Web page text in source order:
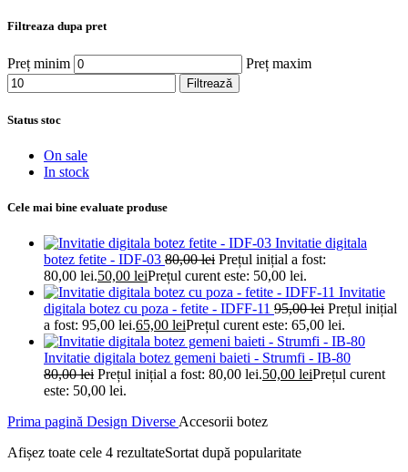
Filtreaza dupa pret
Preț minim Preț maxim
Filtrează
Status stoc
On sale
In stock
Cele mai bine evaluate produse
Invitatie digitala
botez fetite - IDF-03 80,00lei Prețul inițial a fost:
80,00 lei.50,00 leiPrețul curent este: 50,00 lei.
Invitatie
digitala botez cu poza - fetite - IDFF-11 95,00lei Prețul inițial
a fost: 95,00 lei.65,00 leiPrețul curent este: 65,00 lei.
Invitatie digitala botez gemeni baieti - Strumfi - IB-80
80,00lei Prețul inițial a fost: 80,00 lei.50,00 leiPrețul curent
este: 50,00 lei.
Prima pagină Design Diverse Accesorii botez
Afișez toate cele 4 rezultateSortat după popularitate